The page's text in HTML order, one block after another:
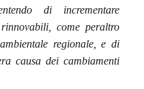
di incrementare
come peraltro
regionale, e di
causa dei cambiamenti